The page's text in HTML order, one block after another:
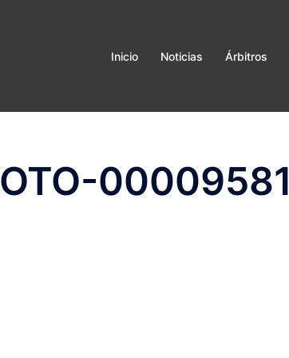
Inicio Noticias Árbitros
00009581